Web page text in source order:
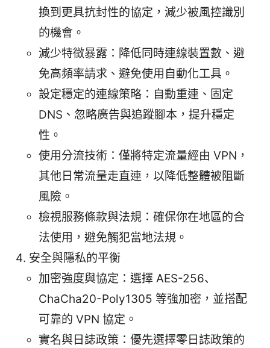
換到更具抗封性的協定，減少被風控識別
的機會。
減少特徵暴露：降低同時連線裝置數、避
免高頻率請求、避免使用自動化工具。
設定穩定的連線策略：自動重連、固定
DNS、忽略廣告與追蹤腳本，提升穩定
性。
使用分流技術：僅將特定流量經由 VPN，
其他日常流量走直連，以降低整體被阻斷
風險。
檢視服務條款與法規：確保你在地區的合
法使用，避免觸犯當地法規。
安全與隱私的平衡
加密強度與協定：選擇 AES-256、
ChaCha20-Poly1305 等強加密，並搭配
可靠的 VPN 協定。
實名與日誌政策：優先選擇零日誌政策的